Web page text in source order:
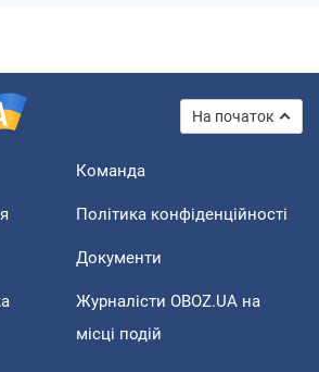
На початок
Команда
Політика конфіденційності
Документи
Журналісти OBOZ.UA на
місці подій